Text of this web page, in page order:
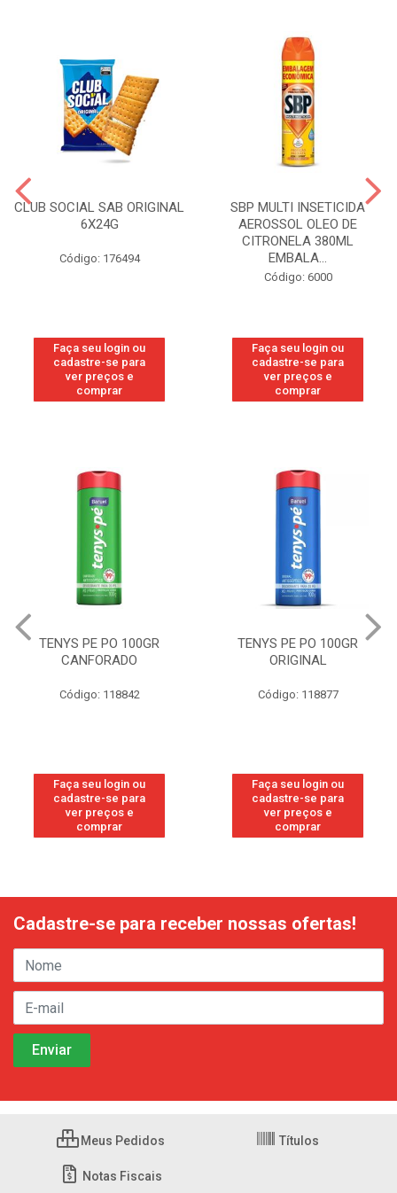
CLUB SOCIAL SAB ORIGINAL
6X24G
Código: 176494
Faça seu login ou
cadastre-se para
ver preços e
comprar
SBP MULTI INSETICIDA
AEROSSOL OLEO DE
CITRONELA 380ML
EMBALA...
Código: 6000
Faça seu login ou
cadastre-se para
ver preços e
comprar
TENYS PE PO 100GR
CANFORADO
Código: 118842
Faça seu login ou
cadastre-se para
ver preços e
comprar
TENYS PE PO 100GR
ORIGINAL
Código: 118877
Faça seu login ou
cadastre-se para
ver preços e
comprar
Cadastre-se para receber nossas ofertas!
Meus Pedidos Títulos
Notas Fiscais